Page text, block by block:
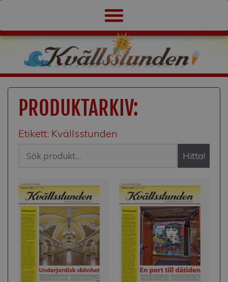
PRODUKTARKIV:
Etikett: Kvällsstunden
Hitta!